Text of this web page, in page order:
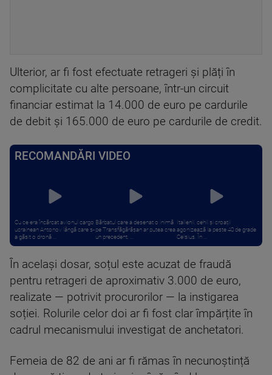
Ulterior, ar fi fost efectuate retrageri și plăți în
complicitate cu alte persoane, într-un circuit
financiar estimat la 14.000 de euro pe cardurile
de debit și 165.000 de euro pe cardurile de credit.
RECOMANDĂRI VIDEO
Cu ce era încărcat avionul cargo
ucrainean Antonov lângă care s-
a găsit o dronă ...
Bărbatul care a desenat o inimă
pe Transfăgărășan ar putea crea
un precedent. ...
Italienii, cehii și croații
agonizează la peste 40 de grade
Celsius. În ...
În același dosar, soțul este acuzat de fraudă
pentru retrageri de aproximativ 3.000 de euro,
realizate — potrivit procurorilor — la instigarea
soției. Rolurile celor doi ar fi fost clar împărțite în
cadrul mecanismului investigat de anchetatori.
Femeia de 82 de ani ar fi rămas în necunoștință